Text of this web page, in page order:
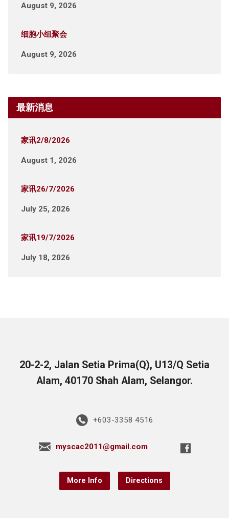
August 9, 2026
细胞小组聚会
August 9, 2026
最新消息
家讯2/8/2026
August 1, 2026
家讯26/7/2026
July 25, 2026
家讯19/7/2026
July 18, 2026
20-2-2, Jalan Setia Prima(Q), U13/Q Setia
Alam, 40170 Shah Alam, Selangor.
+603-3358 4516
myscac2011@gmail.com
More Info Directions